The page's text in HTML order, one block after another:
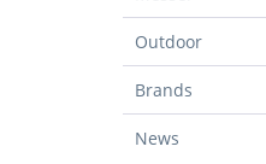
Outdoor
Brands
News